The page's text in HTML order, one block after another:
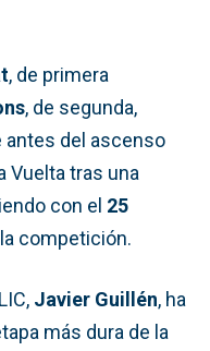
, de primera
, de segunda,
antes del ascenso
Vuelta tras una
con el 25
competición.
Javier Guillén, ha
más dura de la